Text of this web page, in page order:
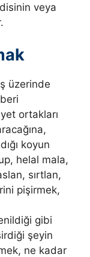
veya
üzerinde
ortakları
koyun
helal mala,
sırtlan,
pişirmek,
gibi
şeyin
ne kadar